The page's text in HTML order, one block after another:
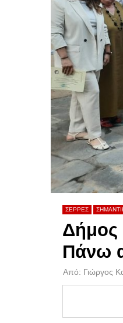
ΣΕΡΡΕΣ
Δήμος
Πάνω
Από: Γιώργος